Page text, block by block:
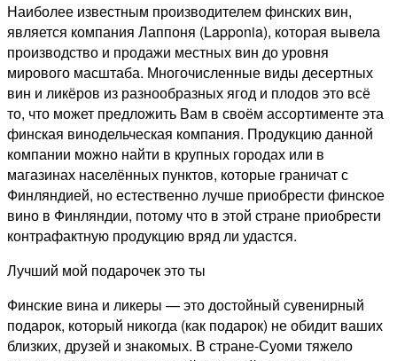
Наиболее известным производителем финских вин,
является компания Лаппоня (Lapponia), которая вывела
производство и продажи местных вин до уровня
мирового масштаба. Многочисленные виды десертных
вин и ликёров из разнообразных ягод и плодов это всё
то, что может предложить Вам в своём ассортименте эта
финская винодельческая компания. Продукцию данной
компании можно найти в крупных городах или в
магазинах населённых пунктов, которые граничат с
Финляндией, но естественно лучше приобрести финское
вино в Финляндии, потому что в этой стране приобрести
контрафактную продукцию вряд ли удастся.
Лучший мой подарочек это ты
Финские вина и ликеры — это достойный сувенирный
подарок, который никогда (как подарок) не обидит ваших
близких, друзей и знакомых. В стране-Суоми тяжело